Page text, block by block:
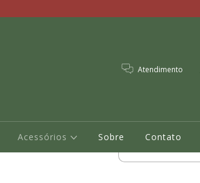
Atendimento
Acessórios Sobre
Contato